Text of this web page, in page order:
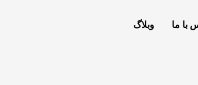
با ما وبلاگ